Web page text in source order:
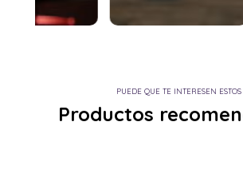
PUEDE QUE TE INTERESEN ESTOS
Productos